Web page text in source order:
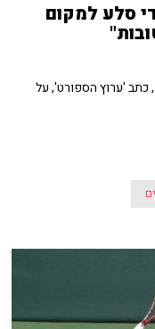
סלע למקום
שלמה צורף, כתב 'ערוץ הספורט', על